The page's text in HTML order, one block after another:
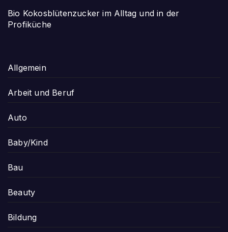
Bio Kokosblütenzucker im Alltag und in der
Profiküche
Allgemein
Arbeit und Beruf
Auto
Baby/Kind
Bau
Beauty
Bildung